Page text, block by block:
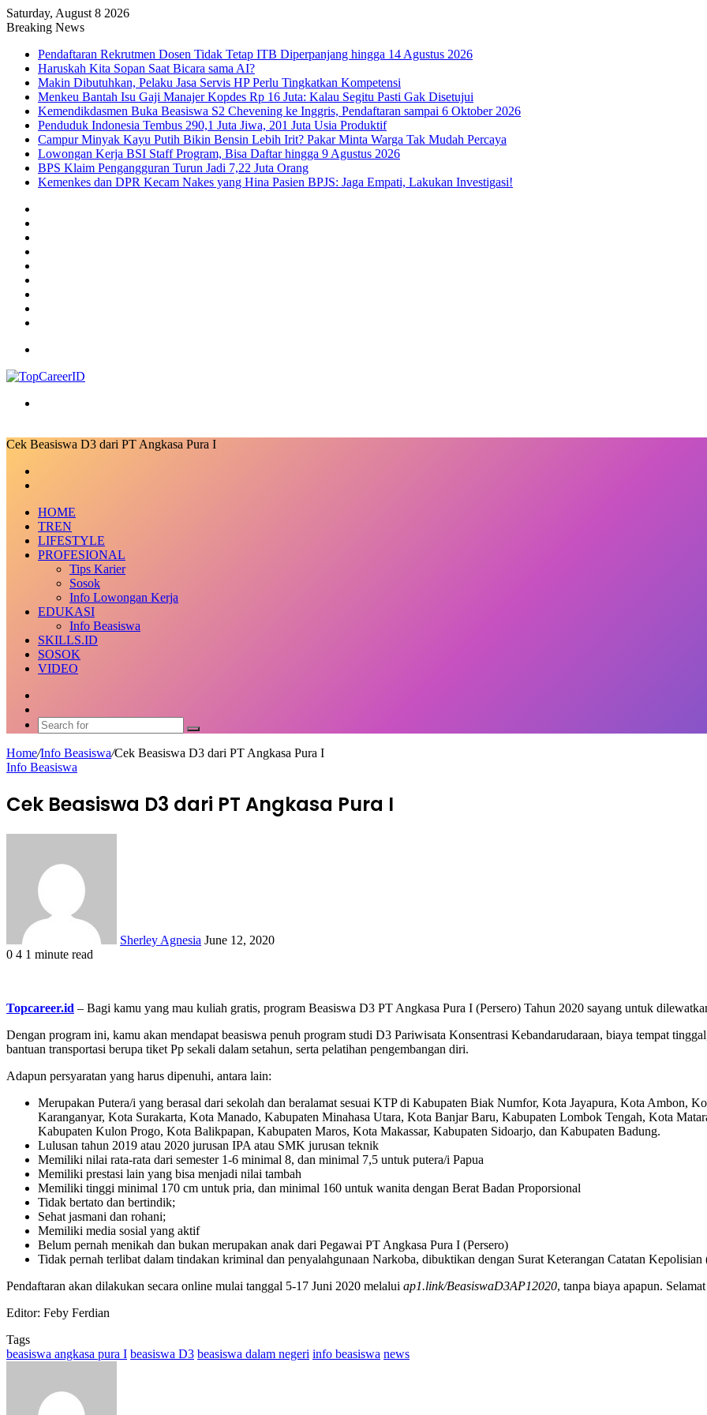
Saturday, August 8 2026
Breaking News
Pendaftaran Rekrutmen Dosen Tidak Tetap ITB Diperpanjang hingga 14 Agustus 2026
Haruskah Kita Sopan Saat Bicara sama AI?
Makin Dibutuhkan, Pelaku Jasa Servis HP Perlu Tingkatkan Kompetensi
Menkeu Bantah Isu Gaji Manajer Kopdes Rp 16 Juta: Kalau Segitu Pasti Gak Disetujui
Kemendikdasmen Buka Beasiswa S2 Chevening ke Inggris, Pendaftaran sampai 6 Oktober 2026
Penduduk Indonesia Tembus 290,1 Juta Jiwa, 201 Juta Usia Produktif
Campur Minyak Kayu Putih Bikin Bensin Lebih Irit? Pakar Minta Warga Tak Mudah Percaya
Lowongan Kerja BSI Staff Program, Bisa Daftar hingga 9 Agustus 2026
BPS Klaim Pengangguran Turun Jadi 7,22 Juta Orang
Kemenkes dan DPR Kecam Nakes yang Hina Pasien BPJS: Jaga Empati, Lakukan Investigasi!
Cek Beasiswa D3 dari PT Angkasa Pura I
Email
HOME
TREN
LIFESTYLE
PROFESIONAL
Tips Karier
Sosok
Info Lowongan Kerja
EDUKASI
Info Beasiswa
SKILLS.ID
SOSOK
VIDEO
skin
Search
for
Home/Info Beasiswa/Cek Beasiswa D3 dari PT Angkasa Pura I
Info Beasiswa
Cek Beasiswa D3 dari PT Angkasa Pura I
Sherley Agnesia June 12, 2020
0 4 1 minute read
Topcareer.id – Bagi kamu yang mau kuliah gratis, program Beasiswa D3 PT Angkasa Pura I (Persero) Tahun 2020 sayang untuk
Dengan program ini, kamu akan mendapat beasiswa penuh program studi D3 Pariwisata Konsentrasi Kebandarudaraan, biaya tempat
bantuan transportasi berupa tiket Pp sekali dalam setahun, serta pelatihan pengembangan diri.
Adapun persyaratan yang harus dipenuhi, antara lain:
Merupakan Putera/i yang berasal dari sekolah dan beralamat sesuai KTP di Kabupaten Biak Numfor, Kota Jayapura, Kota Ambon,
Karanganyar, Kota Surakarta, Kota Manado, Kabupaten Minahasa Utara, Kota Banjar Baru, Kabupaten Lombok Tengah, Kota
Kabupaten Kulon Progo, Kota Balikpapan, Kabupaten Maros, Kota Makassar, Kabupaten Sidoarjo, dan Kabupaten Badung.
Lulusan tahun 2019 atau 2020 jurusan IPA atau SMK jurusan teknik
Memiliki nilai rata-rata dari semester 1-6 minimal 8, dan minimal 7,5 untuk putera/i Papua
Memiliki prestasi lain yang bisa menjadi nilai tambah
Memiliki tinggi minimal 170 cm untuk pria, dan minimal 160 untuk wanita dengan Berat Badan Proporsional
Tidak bertato dan bertindik;
Sehat jasmani dan rohani;
Memiliki media sosial yang aktif
Belum pernah menikah dan bukan merupakan anak dari Pegawai PT Angkasa Pura I (Persero)
Tidak pernah terlibat dalam tindakan kriminal dan penyalahgunaan Narkoba, dibuktikan dengan Surat Keterangan Catatan
Pendaftaran akan dilakukan secara online mulai tanggal 5-17 Juni 2020 melalui ap1.link/BeasiswaD3AP12020, tanpa biaya apapun.
Editor: Feby Ferdian
Tags
beasiswa angkasa pura I beasiswa D3 beasiswa dalam negeri info beasiswa news